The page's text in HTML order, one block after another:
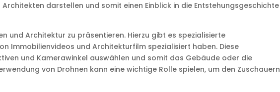
darstellen und somit einen Einblick in die Entstehungsgeschichte
und Architektur zu präsentieren. Hierzu gibt es spezialisierte
Immobilienvideos und Architekturfilm spezialisiert haben. Diese
und Kamerawinkel auswählen und somit das Gebäude oder die
von Drohnen kann eine wichtige Rolle spielen, um den Zuschauern